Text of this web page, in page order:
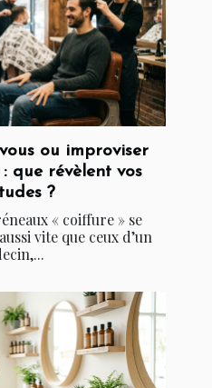
ou improviser
que révèlent vos
?
« coiffure » se
vite que ceux d’un